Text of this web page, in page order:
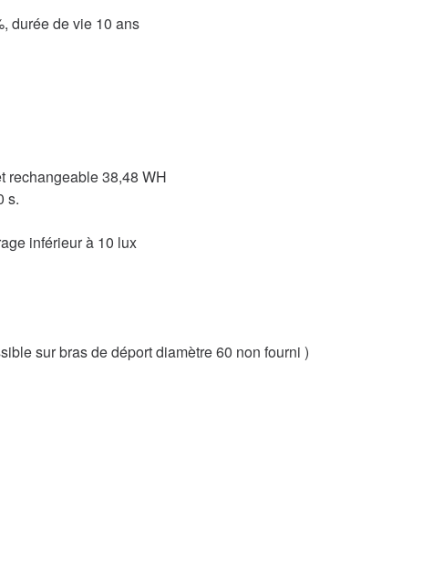
durée de vie 10 ans
rechangeable 38,48 WH
s.
inférieur à 10 lux
sur bras de déport diamètre 60 non fourni )